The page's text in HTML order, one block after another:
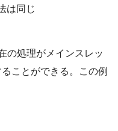
は同じ
の処理がメインスレッ
ことができる。この例